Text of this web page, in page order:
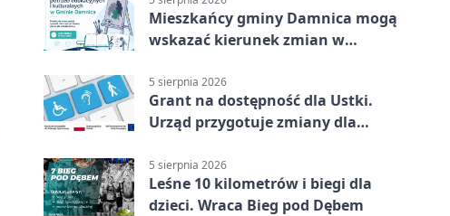
Mieszkańcy gminy Damnica mogą
wskazać kierunek zmian w
5 sierpnia 2026
Grant na dostępność dla Ustki.
Urząd przygotuje zmiany dla
5 sierpnia 2026
Leśne 10 kilometrów i biegi dla
dzieci. Wraca Bieg pod Dębem